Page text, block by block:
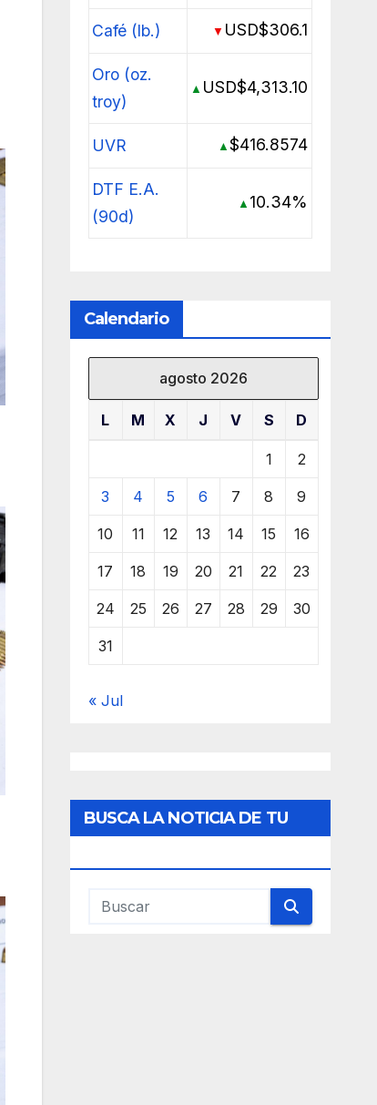
Café (lb.) ▼ USD$306.1
Oro (oz.
troy)
▲ USD$4,313.10
UVR ▲$416.8574
DTF E.A.
(90d)
▲ 10.34%
Calendario
agosto 2026
L M X J V S D
1 2
3 4 5 6 7 8 9
10 11 12 13 14 15 16
17 18 19 20 21 22 23
24 25 26 27 28 29 30
31
« Jul
BUSCA LA NOTICIA DE TU